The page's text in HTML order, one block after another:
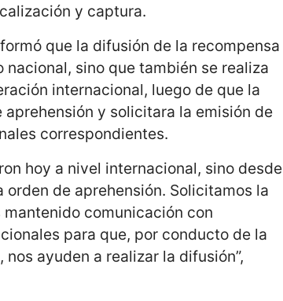
y captura.
que la difusión de la recompensa
sino que también se realiza
internacional, luego de que la
y solicitara la emisión de
correspondientes.
hoy a nivel internacional, sino desde
de aprehensión. Solicitamos la
comunicación con
para que, por conducto de la
ayuden a realizar la difusión”,